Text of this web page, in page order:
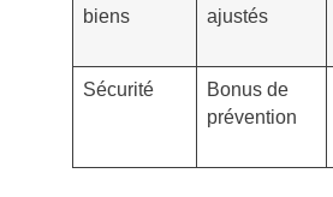
biens
ajustés
Sécurité
Bonus de
prévention